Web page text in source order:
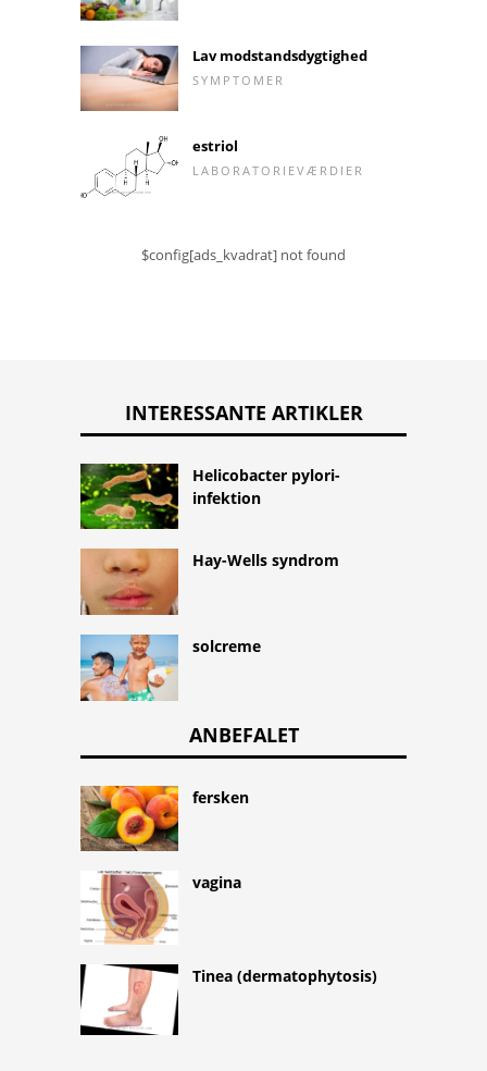
Lav modstandsdygtighed
SYMPTOMER
estriol
LABORATORIEVÆRDIER
$config[ads_kvadrat] not found
INTERESSANTE ARTIKLER
Helicobacter pylori-
infektion
Hay-Wells syndrom
solcreme
ANBEFALET
fersken
vagina
Tinea (dermatophytosis)